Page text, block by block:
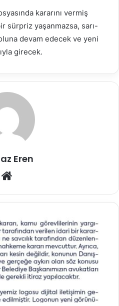
kararını vermiş
sürpriz yaşanmazsa, sarı-
devam edecek ve yeni
girecek.
Eren